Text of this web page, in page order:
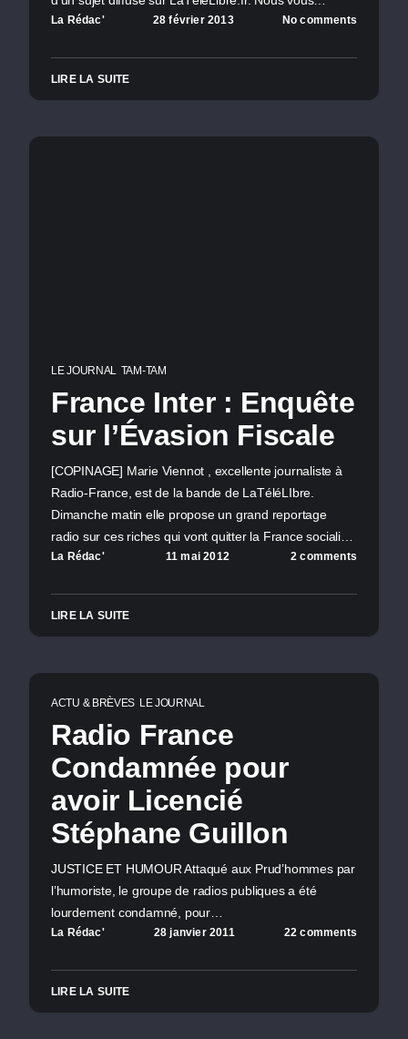
La Rédac' 28 février 2013 No comments
LIRE LA SUITE
LE JOURNAL TAM-TAM
France Inter : Enquête
sur l’Évasion Fiscale
[COPINAGE] Marie Viennot , excellente journaliste à
Radio-France, est de la bande de LaTéléLIbre.
Dimanche matin elle propose un grand reportage
radio sur ces riches qui vont quitter la France sociali…
La Rédac' 11 mai 2012 2 comments
LIRE LA SUITE
ACTU & BRÈVES LE JOURNAL
Radio France
Condamnée pour
avoir Licencié
Stéphane Guillon
JUSTICE ET HUMOUR Attaqué aux Prud’hommes par
l’humoriste, le groupe de radios publiques a été
lourdement condamné, pour…
La Rédac' 28 janvier 2011 22 comments
LIRE LA SUITE